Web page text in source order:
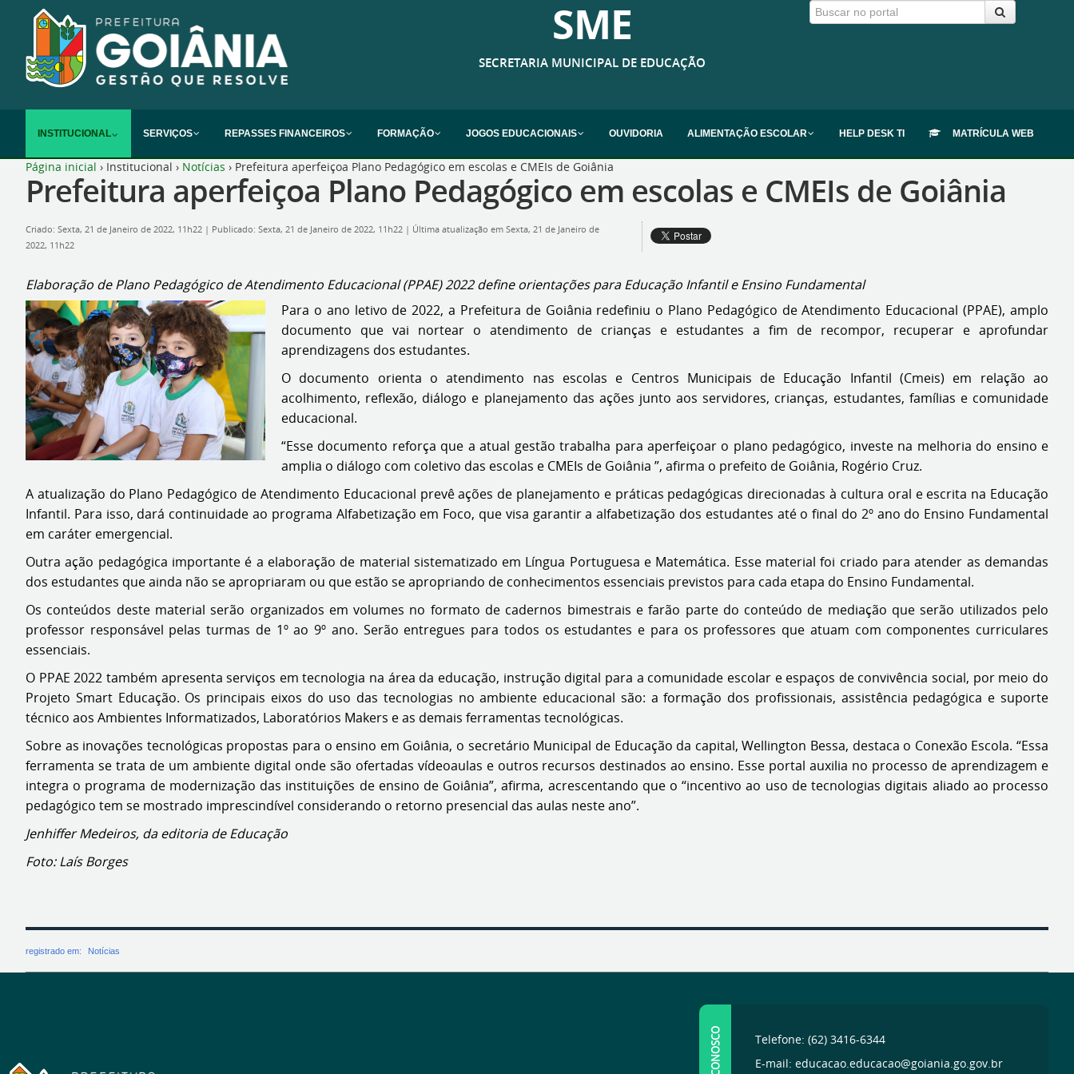
SME
SECRETARIA MUNICIPAL DE EDUCAÇÃO
INSTITUCIONAL SERVIÇOS REPASSES FINANCEIROS FORMAÇÃO JOGOS EDUCACIONAIS OUVIDORIA ALIMENTAÇÃO ESCOLAR HELP DESK TI MATRÍCULA WEB
Página inicial › Institucional › Notícias › Prefeitura aperfeiçoa Plano Pedagógico em escolas e CMEIs de Goiânia
Prefeitura aperfeiçoa Plano Pedagógico em escolas e CMEIs de Goiânia
Criado: Sexta, 21 de Janeiro de 2022, 11h22 | Publicado: Sexta, 21 de Janeiro de 2022, 11h22 | Última atualização em Sexta, 21 de Janeiro de
2022, 11h22
Elaboração de Plano Pedagógico de Atendimento Educacional (PPAE) 2022 define orientações para Educação Infantil e Ensino Fundamental
Para o ano letivo de 2022, a Prefeitura de Goiânia redefiniu o Plano Pedagógico de Atendimento Educacional (PPAE), amplo
documento que vai nortear o atendimento de crianças e estudantes a fim de recompor, recuperar e aprofundar
aprendizagens dos estudantes.
O documento orienta o atendimento nas escolas e Centros Municipais de Educação Infantil (Cmeis) em relação ao
acolhimento, reflexão, diálogo e planejamento das ações junto aos servidores, crianças, estudantes, famílias e comunidade
educacional.
“Esse documento reforça que a atual gestão trabalha para aperfeiçoar o plano pedagógico, investe na melhoria do ensino e
amplia o diálogo com coletivo das escolas e CMEIs de Goiânia ”, afirma o prefeito de Goiânia, Rogério Cruz.
A atualização do Plano Pedagógico de Atendimento Educacional prevê ações de planejamento e práticas pedagógicas direcionadas à cultura oral e escrita na Educação
Infantil. Para isso, dará continuidade ao programa Alfabetização em Foco, que visa garantir a alfabetização dos estudantes até o final do 2º ano do Ensino Fundamental
em caráter emergencial.
Outra ação pedagógica importante é a elaboração de material sistematizado em Língua Portuguesa e Matemática. Esse material foi criado para atender as demandas
dos estudantes que ainda não se apropriaram ou que estão se apropriando de conhecimentos essenciais previstos para cada etapa do Ensino Fundamental.
Os conteúdos deste material serão organizados em volumes no formato de cadernos bimestrais e farão parte do conteúdo de mediação que serão utilizados pelo
professor responsável pelas turmas de 1º ao 9º ano. Serão entregues para todos os estudantes e para os professores que atuam com componentes curriculares
essenciais.
O PPAE 2022 também apresenta serviços em tecnologia na área da educação, instrução digital para a comunidade escolar e espaços de convivência social, por meio do
Projeto Smart Educação. Os principais eixos do uso das tecnologias no ambiente educacional são: a formação dos profissionais, assistência pedagógica e suporte
técnico aos Ambientes Informatizados, Laboratórios Makers e as demais ferramentas tecnológicas.
Sobre as inovações tecnológicas propostas para o ensino em Goiânia, o secretário Municipal de Educação da capital, Wellington Bessa, destaca o Conexão Escola. “Essa
ferramenta se trata de um ambiente digital onde são ofertadas vídeoaulas e outros recursos destinados ao ensino. Esse portal auxilia no processo de aprendizagem e
integra o programa de modernização das instituições de ensino de Goiânia”, afirma, acrescentando que o “incentivo ao uso de tecnologias digitais aliado ao processo
pedagógico tem se mostrado imprescindível considerando o retorno presencial das aulas neste ano”.
Jenhiffer Medeiros, da editoria de Educação
Foto: Laís Borges
registrado em: Notícias
Telefone: (62) 3416-6344
E-mail: educacao.educacao@goiania.go.gov.br